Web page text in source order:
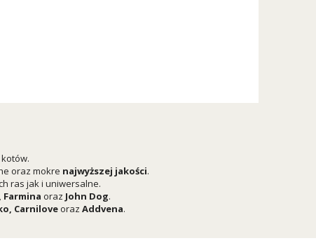
oraz mokre najwyższej jakości.
ras jak i uniwersalne.
, Farmina oraz John Dog.
, Carniloveoraz Addvena.